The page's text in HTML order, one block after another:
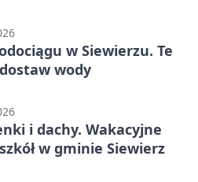
w Siewierzu. Te
wody
i dachy. Wakacyjne
w gminie Siewierz